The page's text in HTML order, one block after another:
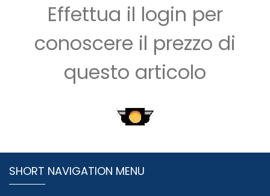
Effettua il login per
conoscere il prezzo di
questo articolo
SHORT NAVIGATION MENU